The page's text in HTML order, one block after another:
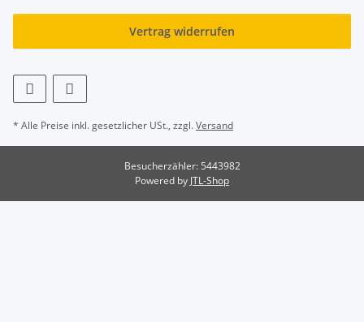
Vertrag widerrufen
* Alle Preise inkl. gesetzlicher USt., zzgl.Versand
Besucherzähler: 5443982
Powered by JTL-Shop